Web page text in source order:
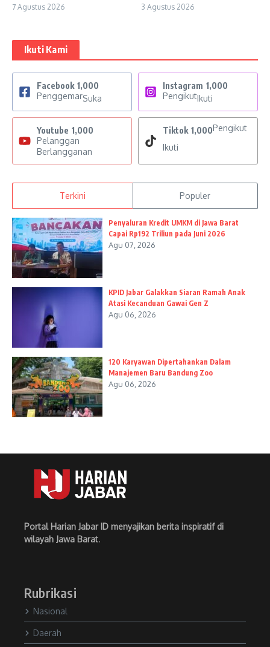
7 Agustus 2026 3 Agustus 2026
Ikuti Kami
Facebook 1,000
PenggemarSuka
Instagram 1,000
PengikutIkuti
Youtube 1,000
Pelanggan
Berlangganan
Tiktok 1,000Pengikut
Ikuti
Terkini Populer
Penyaluran Kredit UMKM di Jawa Barat
Capai Rp192 Triliun pada Juni 2026
Agu 07, 2026
KPID Jabar Galakkan Siaran Ramah Anak
Atasi Kecanduan Gawai Gen Z
Agu 06, 2026
120 Karyawan Dipertahankan Dalam
Manajemen Baru Bandung Zoo
Agu 06, 2026
Portal Harian Jabar ID menyajikan berita inspiratif di
wilayah Jawa Barat.
Rubrikasi
Nasional
Daerah